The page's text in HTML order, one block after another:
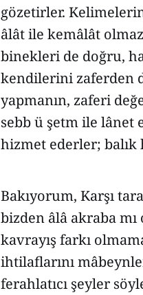
gözetirler.
âlât ile kemâlât
binekleri de doğru,
kendilerini zaferden
yapmanın, zaferi
sebb ü şetm ile lânet
hizmet ederler; balık
Bakıyorum, Karşı
bizden âlâ akraba
kavrayış farkı
ihtilaflarını
ferahlatıcı şeyler